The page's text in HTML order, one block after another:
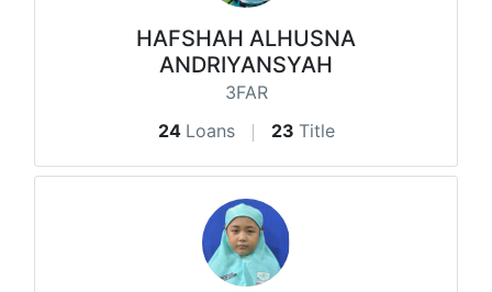
HAFSHAH ALHUSNA
ANDRIYANSYAH
3FAR
24 Loans 23 Title